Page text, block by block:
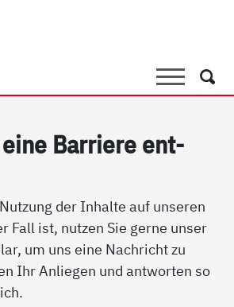
SucheSuche
ei­ne Bar­rie­re ent­
der Inhalte auf unseren
Fall ist, nutzen Sie gerne unser
um uns eine Nachricht zu
Ihr Anliegen und antworten so